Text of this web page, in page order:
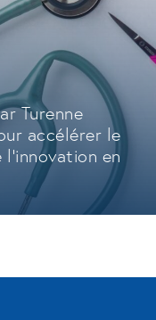
Turenne
accélérer le
en